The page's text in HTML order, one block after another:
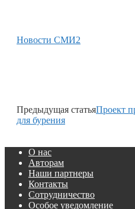
Новости СМИ2
Предыдущая статьяПроект
для бурения
О нас
Авторам
Наши партнеры
Контакты
Сотрудничество
Особое уведомление